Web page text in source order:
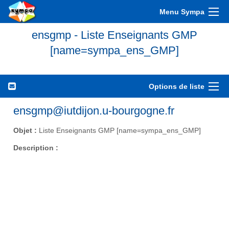
Menu Sympa
ensgmp - Liste Enseignants GMP
[name=sympa_ens_GMP]
Options de liste
ensgmp@iutdijon.u-bourgogne.fr
Objet : Liste Enseignants GMP [name=sympa_ens_GMP]
Description :